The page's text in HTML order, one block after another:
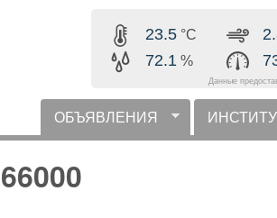
содержанию
23.5 °C
72.1 %
Данные
горизонтальное меню
ОБЪЯВЛЕНИЯ
66000